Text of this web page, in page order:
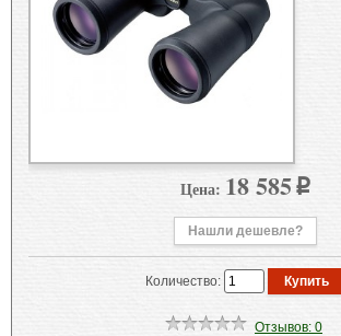
Цена: 18 585 p
Нашли дешевле?
Количество:
Отзывов: 0